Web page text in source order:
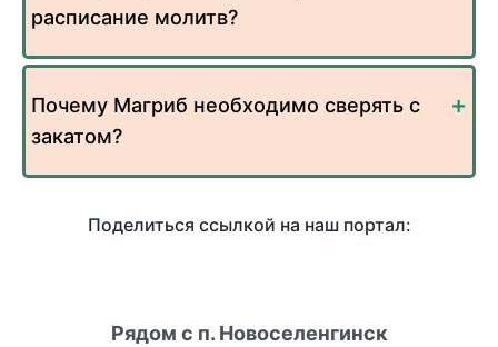
расписание молитв?
Почему Магриб необходимо сверять с
закатом?
Поделиться ссылкой на наш портал:
Рядом с п. Новоселенгинск